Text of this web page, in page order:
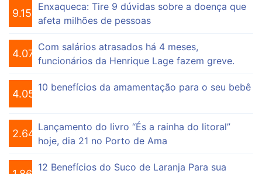
9.153
Enxaqueca: Tire 9 dúvidas sobre a doença que
afeta milhões de pessoas
4.073
Com salários atrasados há 4 meses,
funcionários da Henrique Lage fazem greve.
4.055
10 benefícios da amamentação para o seu bebê
2.646
Lançamento do livro “És a rainha do litoral”
hoje, dia 21 no Porto de Ama
12 Benefícios do Suco de Laranja Para sua